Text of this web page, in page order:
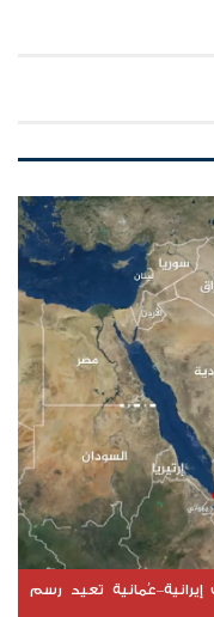
تعيد رسم